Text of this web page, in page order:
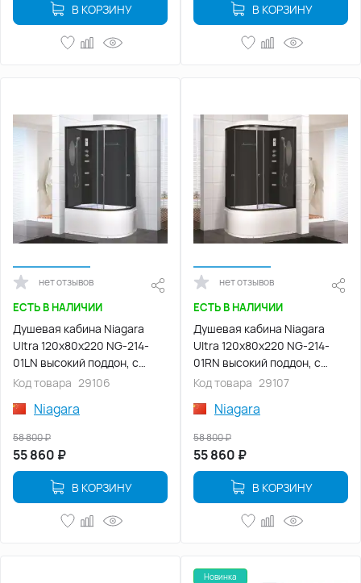
В КОРЗИНУ В КОРЗИНУ
нет отзывов
ЕСТЬ В НАЛИЧИИ
Душевая кабина Niagara
Ultra 120х80х220 NG-214-
01LN высокий поддон, с
гидромассажем
Код товара 29106
Niagara
55 860 ₽
58 800₽
В КОРЗИНУ
нет отзывов
ЕСТЬ В НАЛИЧИИ
Душевая кабина Niagara
Ultra 120х80х220 NG-214-
01RN высокий поддон, с
гидромассажем
Код товара 29107
Niagara
55 860 ₽
58 800₽
В КОРЗИНУ
Новинка